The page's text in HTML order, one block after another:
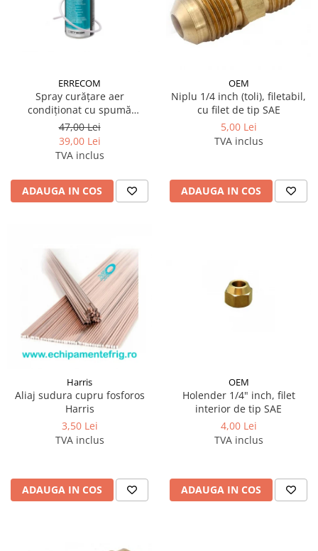
REZISTENTE DIGIVRARE
REZISTENTE SILICONICE
Ventilatoare EbmPapst
Ventilatoare WEIGUANG
Ventilatoare turbina
VENTILATOARE AXIALE
Compresoare Cubigel R134a
Compresoare Cubigel R404a
VAPORIZATOARE LU-VE
ERRECOM
Spray curățare aer
condiționat cu spumă
Evaporator Cleaner Foam 400
ml Errecom
47,00 Lei
39,00 Lei
TVA inclus
ADAUGA IN COS
OEM
Niplu 1/4 inch (toli), filetabil,
cu filet de tip SAE
5,00 Lei
TVA inclus
ADAUGA IN COS
Harris
Aliaj sudura cupru fosforos
Harris
3,50 Lei
TVA inclus
ADAUGA IN COS
OEM
Holender 1/4" inch, filet
interior de tip SAE
4,00 Lei
TVA inclus
ADAUGA IN COS